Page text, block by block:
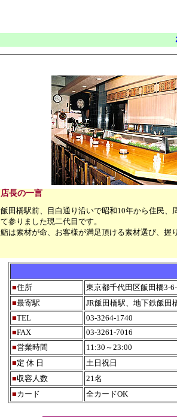
店長の一言
飯田橋駅前、目白通り沿いで昭和10年から住民
て参りました現二代目です。
鮨は素材が命、お客様が満足頂ける素材選び、握
■住所
東京都千代田区飯田橋3-
■最寄駅
JR飯田橋駅、地下鉄飯田
■TEL
03-3264-1740
■FAX
03-3261-7016
■営業時間
11:30～23:00
■定 休 日
土日祝日
■収容人数
21名
■カード 全カードOK